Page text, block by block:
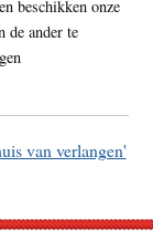
beschikken onze
de ander te
van verlangen'